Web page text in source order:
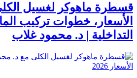
الأسعار، خطوات تركيب
التداخلية | د. محمود غلاب